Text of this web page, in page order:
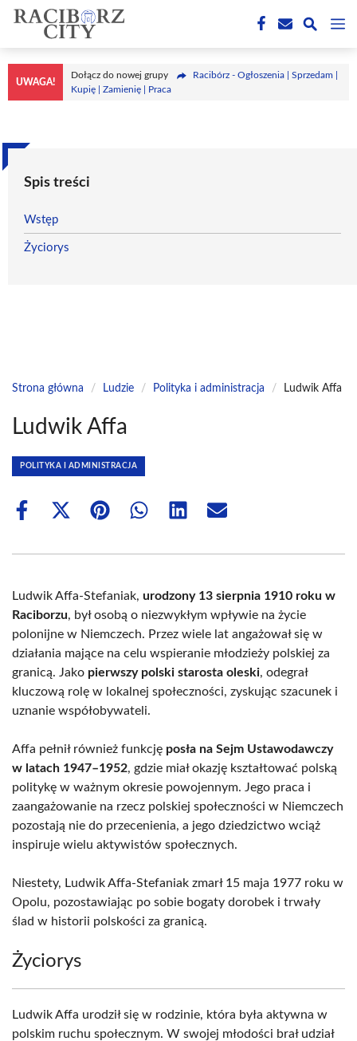
Przejdź
treści
UWAGA!
Dołącz do nowej grupy
Racibórz - Ogłoszenia | Sprzedam |
Kupię | Zamienię | Praca
Spis treści
Wstęp
Życiorys
Strona główna / Ludzie / Polityka i administracja / Ludwik Affa
Ludwik Affa
POLITYKA I ADMINISTRACJA
Share
Share
(Twitter)
Share Share Share Share
Ludwik Affa-Stefaniak, urodzony 13 sierpnia 1910 roku w
Raciborzu, był osobą o niezwykłym wpływie na życie
polonijne w Niemczech. Przez wiele lat angażował się w
działania mające na celu wspieranie młodzieży polskiej za
granicą. Jako pierwszy polski starosta oleski, odegrał
kluczową rolę w lokalnej społeczności, zyskując szacunek i
uznanie współobywateli.
Affa pełnił również funkcję posła na Sejm Ustawodawczy
w latach 1947–1952, gdzie miał okazję kształtować polską
politykę w ważnym okresie powojennym. Jego praca i
zaangażowanie na rzecz polskiej społeczności w Niemczech
pozostają nie do przecenienia, a jego dziedzictwo wciąż
inspiruje wielu aktywistów społecznych.
Niestety, Ludwik Affa-Stefaniak zmarł 15 maja 1977 roku w
Opolu, pozostawiając po sobie bogaty dorobek i trwały
ślad w historii polskości za granicą.
Życiorys
Ludwik Affa urodził się w rodzinie, która była aktywna w
polskim ruchu społecznym. W swojej młodości brał udział